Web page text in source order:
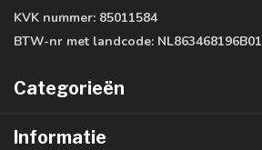
KVK nummer: 85011584
BTW-nr met landcode: NL863468196B01
Categorieën
Informatie